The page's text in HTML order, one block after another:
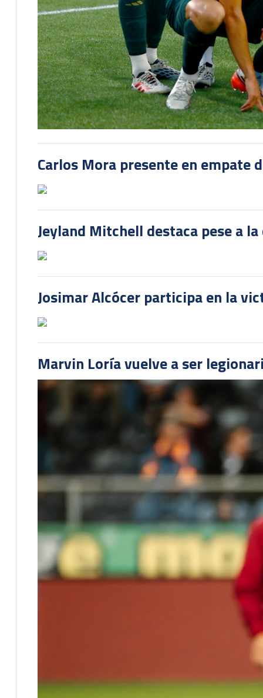
Carlos Mora presente en empate
Jeyland Mitchell destaca pese a
Josimar Alcócer participa en la
Marvin Loría vuelve a ser